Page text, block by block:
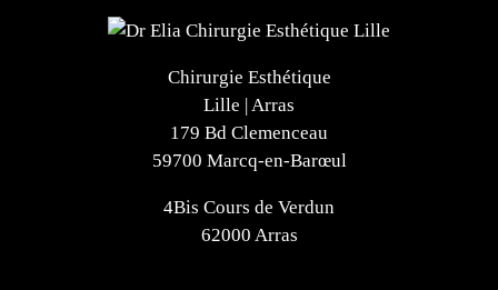
Chirurgie Esthétique
Lille | Arras
179 Bd Clemenceau
59700 Marcq-en-Barœul
4Bis Cours de Verdun
62000 Arras